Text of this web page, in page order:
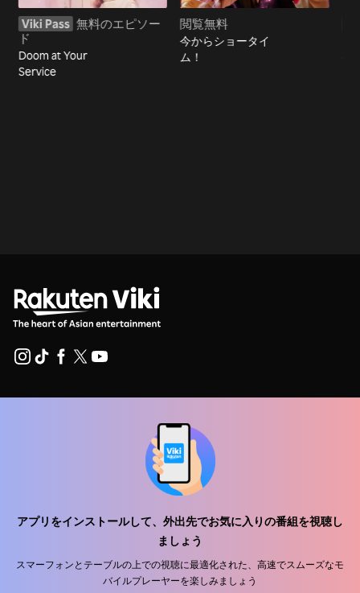
アプリをインストールして、外出先でお気に入りの番組を視聴し
ましょう
スマーフォンとテーブルの上での視聴に最適化された、高速でスムーズなモ
バイルプレーヤーを楽しみましょう
Viki Pass 無料のエピソー
ド
Doom at Your
Service
閲覧無料
今からショータイ
ム！
プレス向け情報
利用規約